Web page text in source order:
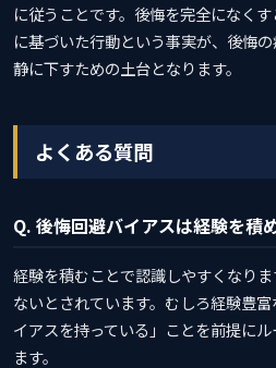
に従うことです。後悔を完全になく
に基づいた行動という事実が、後悔
静に下すための土台となります。
よくある質問
Q. 後悔回避バイアスは経験を積
経験を積むことで認識しやすくなり
ないとされています。むしろ経験豊
イアスを持っている」ことを前提に
ます。